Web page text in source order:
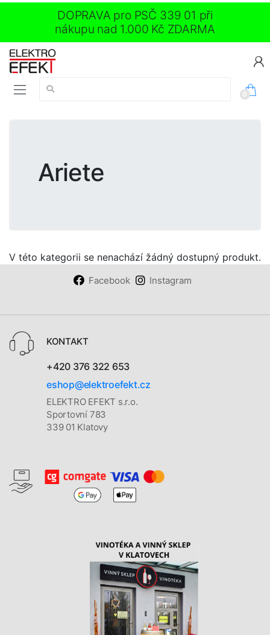
DOPRAVA pro PSČ 339 01 při
nákupu nad 1.000 Kč ZDARMA
Vyhledávání:
0
Ariete
V této kategorii se nenachází žádný dostupný produkt.
Facebook Instagram
KONTAKT
+420 376 322 653
eshop@elektroefekt.cz
ELEKTRO EFEKT s.r.o.
Sportovní 783
339 01 Klatovy